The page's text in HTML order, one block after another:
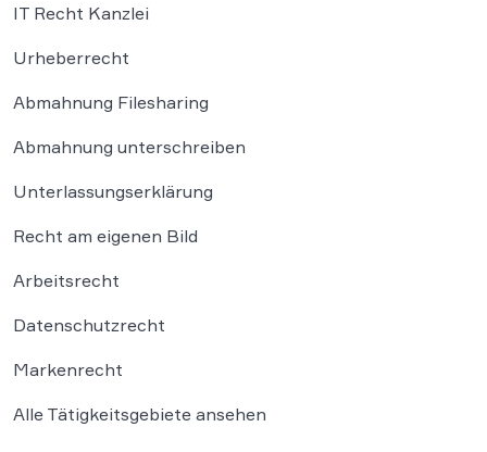
IT Recht Kanzlei
Urheberrecht
Abmahnung Filesharing
Abmahnung unterschreiben
Unterlassungserklärung
Recht am eigenen Bild
Arbeitsrecht
Datenschutzrecht
Markenrecht
Alle Tätigkeitsgebiete ansehen